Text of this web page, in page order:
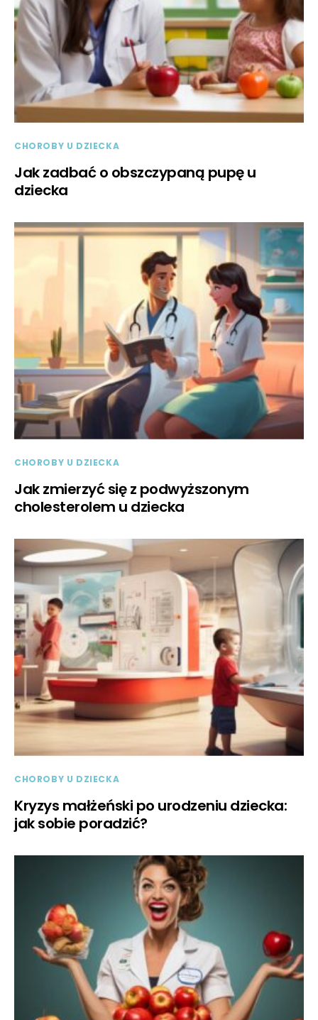
CHOROBY U DZIECKA
Jak zadbać o obszczypaną pupę u
dziecka
CHOROBY U DZIECKA
Jak zmierzyć się z podwyższonym
cholesterolem u dziecka
CHOROBY U DZIECKA
Kryzys małżeński po urodzeniu dziecka:
jak sobie poradzić?